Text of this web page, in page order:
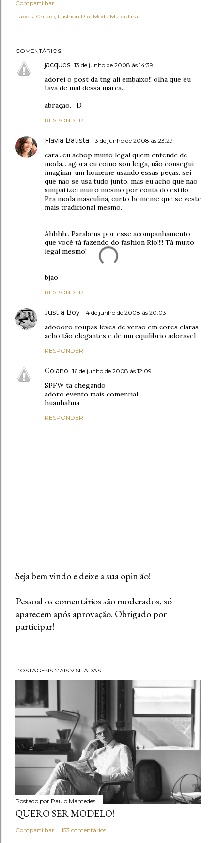
Compartilhar
Labels: Chiaro Fashion Rio Moda Masculina
COMENTÁRIOS
jacques 13 de junho de 2008 às 14:39
adorei o post da tng ali embaixo!! olha que eu
tava de mal dessa marca...
abração. =D
RESPONDER
Flávia Batista 13 de junho de 2008 às 23:29
cara...eu achop muito legal quem entende de
moda... agora eu como sou leiga, não consegui
imaginar um homeme usando essas peças. sei
que não se usa tudo junto, mas eu acho que não
simpatizei muito mesmo por conta do estilo.
Pra moda masculina, curto homeme que se veste
mais tradicional mesmo.
Ahhhh.. Parabens por esse acompanhamento
que você tá fazendo do fashion Rio!!!! Tá muito
legal mesmo!
bjao
RESPONDER
Just a Boy 14 de junho de 2008 às 20:03
adoooro roupas leves de verão em cores claras
acho tão elegantes e de um equilibrio adoravel
RESPONDER
Goiano 16 de junho de 2008 às 12:09
SPFW ta chegando
adoro evento mais comercial
huauhahua
RESPONDER
o
s
t
m
o
m
n
t
á
o
Seja bem vindo e deixe a sua opinião!
Pessoal os comentários são moderados, só
aparecem após aprovação. Obrigado por
participar!
POSTAGENS MAIS VISITADAS
Postado por Paulo Mamedes
QUERO SER MODELO!
Compartilhar 153 comentários